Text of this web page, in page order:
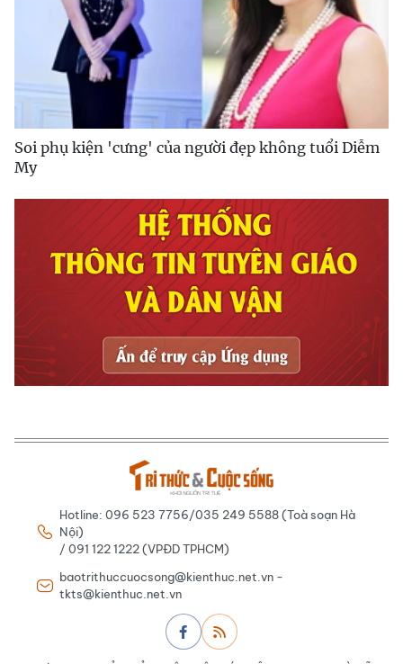
Soi phụ kiện 'cưng' của người đẹp không tuổi Diễm
My
Hotline: 096 523 7756/035 249 5588 (Toà soạn Hà
Nội)
/ 091 122 1222 (VPĐD TPHCM)
baotrithuccuocsong@kienthuc.net.vn -
tkts@kienthuc.net.vn